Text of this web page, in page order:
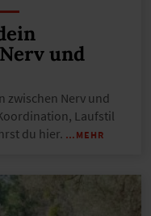
und
zwischen Nerv und
Laufstil
du hier. …MEHR